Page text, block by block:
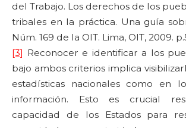
del Trabajo. Los derechos de los
tribales en la práctica. Una guía
Núm. 169 de la OIT. Lima, OIT, 2009.
[3] Reconocer e identificar a los
bajo ambos criterios implica
estadísticas nacionales como en
información. Esto es crucial
capacidad de los Estados para